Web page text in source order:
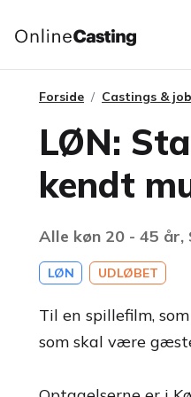
Forside Castings &
LØN:
kendt
Alle køn 20 - 45
LØN UDLØBET
Til en spillefilm,
som skal være